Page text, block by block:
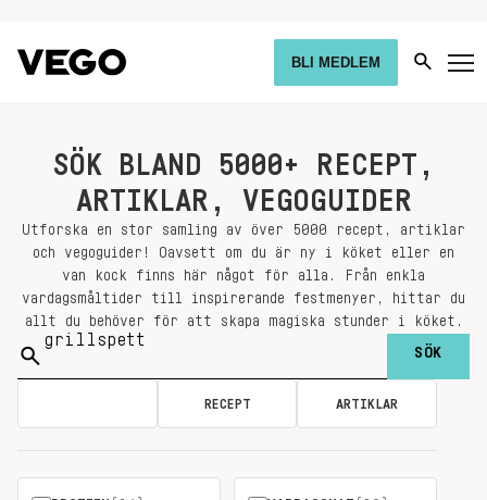
BLI MEDLEM
SÖK BLAND 5000+ RECEPT,
ARTIKLAR, VEGOGUIDER
Utforska en stor samling av över 5000 recept, artiklar
och vegoguider! Oavsett om du är ny i köket eller en
van kock finns här något för alla. Från enkla
vardagsmåltider till inspirerande festmenyer, hittar du
allt du behöver för att skapa magiska stunder i köket.
Sök
på:
RECEPT ARTIKLAR